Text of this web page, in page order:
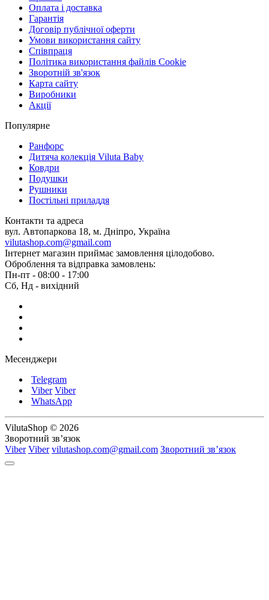
Оплата і доставка
Гарантія
Договір публічної оферти
Умови використання сайту
Співпраця
Політика використання файлів Cookie
Зворотній зв'язок
Карта сайту
Виробники
Акції
Популярне
Ранфорс
Дитяча колекція Viluta Baby
Ковдри
Подушки
Рушники
Постільні приладдя
Контакти та адреса
вул. Автопаркова 18, м. Дніпро, Україна
vilutashop.com@gmail.com
Інтернет магазин приймає замовлення цілодобово.
Оброблення та відправка замовлень:
Пн-пт - 08:00 - 17:00
Сб, Нд - вихідний
Месенджери
Telegram
Viber Viber
WhatsApp
VilutaShop © 2026
Зворотний зв’язок
Viber Viber vilutashop.com@gmail.com Зворотний зв’язок